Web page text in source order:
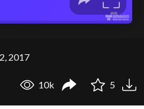
2017
10k 5